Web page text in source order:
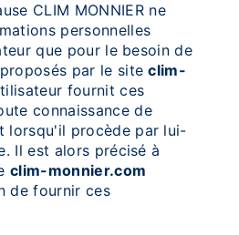
CLIM MONNIER ne
personnelles
que pour le besoin de
par le siteclim-
fournit ces
connaissance de
lorsqu'il procède par lui-
Il est alors précisé à
clim-monnier.com
de fournir ces